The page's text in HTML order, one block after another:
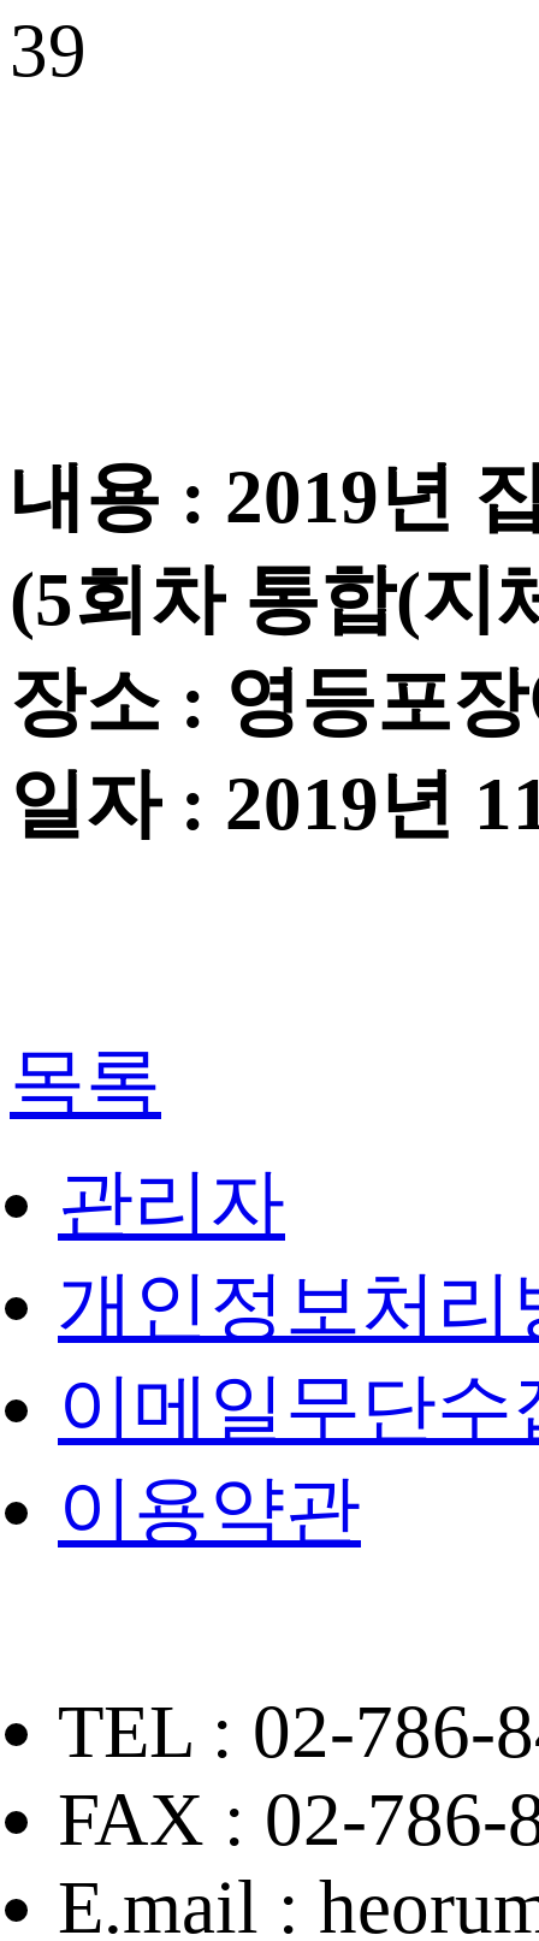
39
내용 : 2019년
(5회차 통합(지
장소 : 영등포
일자 : 2019년
목록
관리자
개인정보처리
이메일무단수
이용약관
TEL : 02-786-
FAX : 02-786-
E.mail :